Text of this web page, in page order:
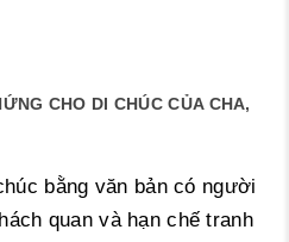
CHO DI CHÚC CỦA CHA,
bằng văn bản có người
quan và hạn chế tranh